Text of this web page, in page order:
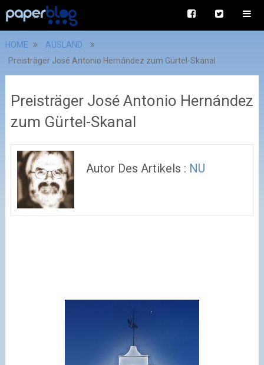
HOME
AUSLAND
Preisträger José Antonio Hernández zum Gürtel-Skanal
Preisträger José Antonio Hernández
zum Gürtel-Skanal
Autor Des Artikels : NU